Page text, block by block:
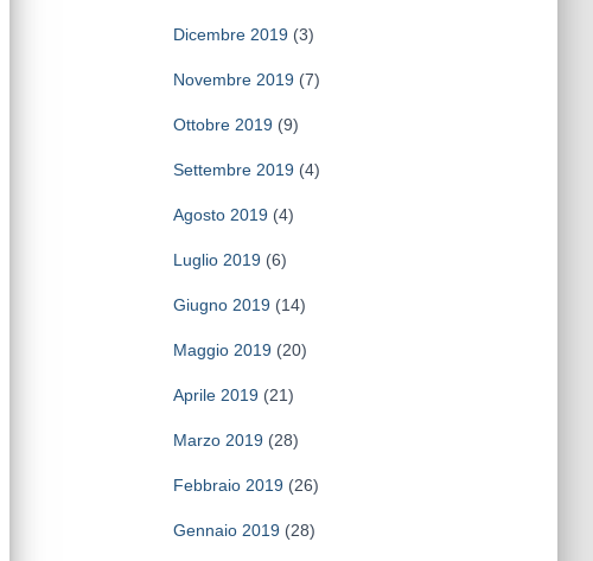
Dicembre 2019(3)
Novembre 2019(7)
Ottobre 2019(9)
Settembre 2019(4)
Agosto 2019(4)
Luglio 2019(6)
Giugno 2019(14)
Maggio 2019(20)
Aprile 2019(21)
Marzo 2019(28)
Febbraio 2019(26)
Gennaio 2019(28)